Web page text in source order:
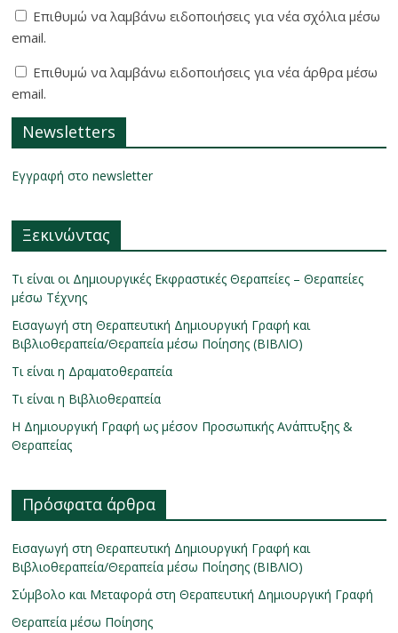
Επιθυμώ να λαμβάνω ειδοποιήσεις για νέα σχόλια μέσω
email.
Επιθυμώ να λαμβάνω ειδοποιήσεις για νέα άρθρα μέσω
email.
Newsletters
Εγγραφή στο newsletter
Ξεκινώντας
Τι είναι οι Δημιουργικές Εκφραστικές Θεραπείες – Θεραπείες
μέσω Τέχνης
Εισαγωγή στη Θεραπευτική Δημιουργική Γραφή και
Βιβλιοθεραπεία/Θεραπεία μέσω Ποίησης (ΒΙΒΛΙΟ)
Τι είναι η Δραματοθεραπεία
Τι είναι η Βιβλιοθεραπεία
Η Δημιουργική Γραφή ως μέσον Προσωπικής Ανάπτυξης &
Θεραπείας
Πρόσφατα άρθρα
Εισαγωγή στη Θεραπευτική Δημιουργική Γραφή και
Βιβλιοθεραπεία/Θεραπεία μέσω Ποίησης (ΒΙΒΛΙΟ)
Σύμβολο και Μεταφορά στη Θεραπευτική Δημιουργική Γραφή
Θεραπεία μέσω Ποίησης